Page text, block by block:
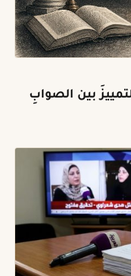
بين الصوابِ